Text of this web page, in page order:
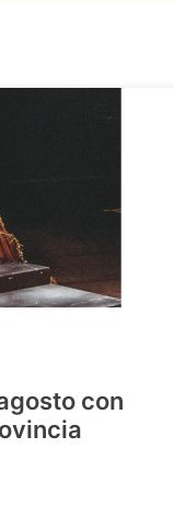
con